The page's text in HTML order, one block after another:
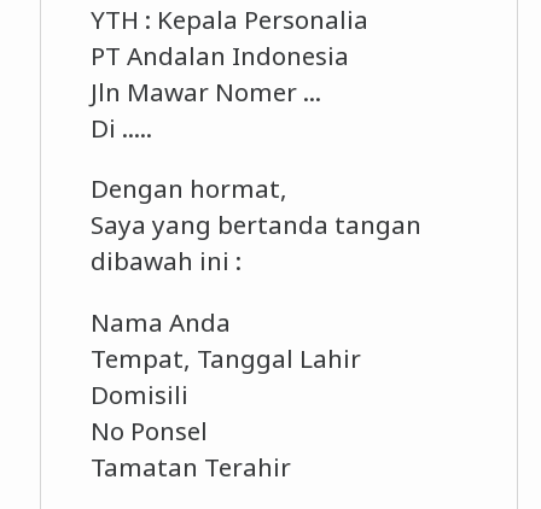
YTH : Kepala Personalia
PT Andalan Indonesia
Jln Mawar Nomer ...
Di .....
Dengan hormat,
Saya yang bertanda tangan
dibawah ini :
Nama Anda
Tempat, Tanggal Lahir
Domisili
No Ponsel
Tamatan Terahir